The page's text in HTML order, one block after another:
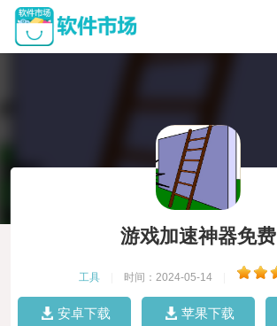
游戏加速神器免费
工具 时间：2024-05-14
安卓下载 苹果下载